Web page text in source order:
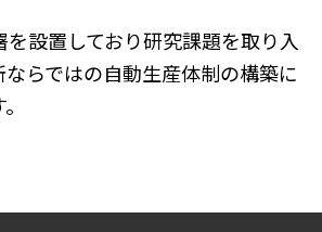
設置しており研究課題を取り入
らではの自動生産体制の構築に